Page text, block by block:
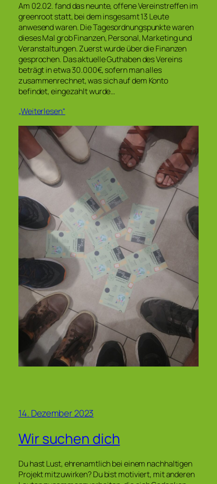
Am 02.02. fand das neunte, offene Vereinstreffen im
greenroot statt, bei dem insgesamt 13 Leute
anwesend waren. Die Tagesordnungspunkte waren
dieses Mal grob Finanzen, Personal, Marketing und
Veranstaltungen. Zuerst wurde über die Finanzen
gesprochen. Das aktuelle Guthaben des Vereins
beträgt in etwa 30.000€, sofern man alles
zusammenrechnet, was sich auf dem Konto
befindet, eingezahlt wurde…
„Weiterlesen“
14. Dezember 2023
Wir suchen dich
Du hast Lust, ehrenamtlich bei einem nachhaltigen
Projekt mitzuwirken? Du bist motiviert, mit anderen